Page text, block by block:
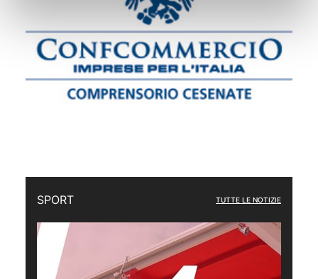
SPORT TUTTE LE NOTIZIE